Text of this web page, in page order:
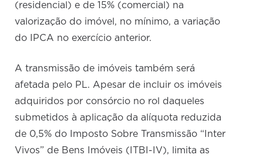
(residencial) e de 15% (comercial) na
valorização do imóvel, no mínimo, a variação
do IPCA no exercício anterior.
A transmissão de imóveis também será
afetada pelo PL. Apesar de incluir os imóveis
adquiridos por consórcio no rol daqueles
submetidos à aplicação da alíquota reduzida
de 0,5% do Imposto Sobre Transmissão “Inter
Vivos” de Bens Imóveis (ITBI-IV), limita as